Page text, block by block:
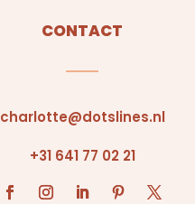
CONTACT
charlotte@dotslines.nl
+31 641 77 02 21